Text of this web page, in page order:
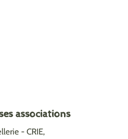
associations
- CRIE,